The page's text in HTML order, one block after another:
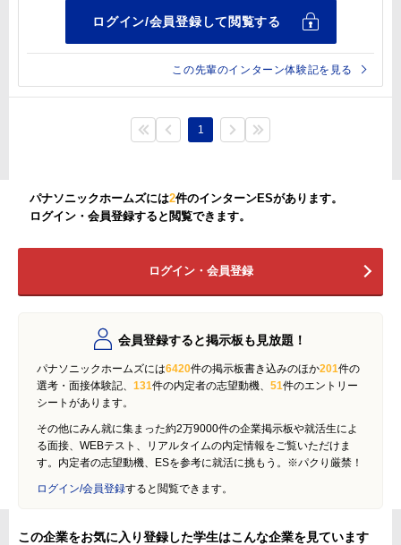
この先輩のインターン体験記を見る
1
パナソニックホームズには2件のインターンESがあります。
ログイン・会員登録すると閲覧できます。
ログイン・会員登録
会員登録すると掲示板も見放題！
パナソニックホームズには6420件の掲示板書き込みのほか201件の
選考・面接体験記、 131件の内定者の志望動機、 51件のエントリー
シートがあります。
その他にみん就に集まった約2万9000件の企業掲示板や就活生によ
る面接、WEBテスト、リアルタイムの内定情報をご覧いただけま
す。内定者の志望動機、ESを参考に就活に挑もう。※パクり厳禁！
ログイン/会員登録すると閲覧できます。
この企業をお気に入り登録した学生はこんな企業を見ています